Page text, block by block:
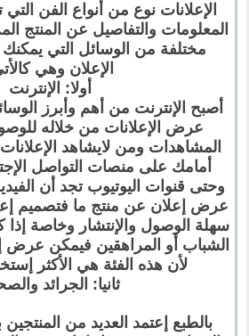
الإعلانات نوع من أنواع الفن
المعلومات والتفاصيل عن المنتج
مختلفة من الوسائل التي
الإعلان وهي
أولا: الإنترنت
أصبح الإنترنت من أهم وأبرز
عرض الإعلانات من خلاله
المشاهدات ومن لايشاهد
أمامك على منصات التواصل
وحتى قنوات اليوتيوب تجد أن
عرض إعلان عن منتج ما فتصميم
سهلة الوصول والإنتشار وخاصة إذا
الشباب أو المراهقين فيمكن عرض
لأن هذه الفئة هي الأكثر
ثانيا: الجرائد
بالطبع إعتمد العديد من